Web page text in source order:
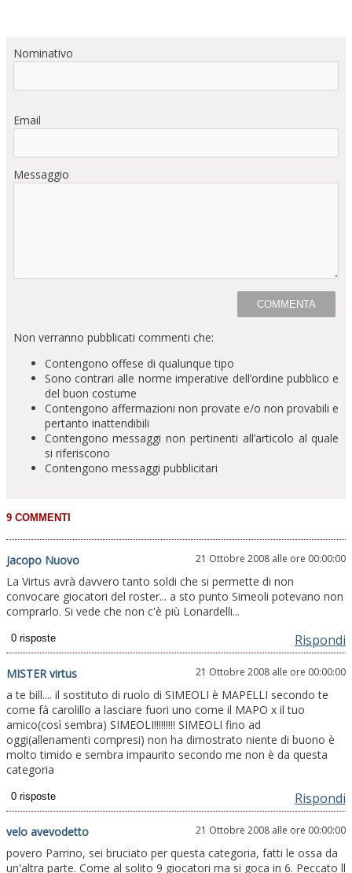
Nominativo
Email
Messaggio
Non verranno pubblicati commenti che:
Contengono offese di qualunque tipo
Sono contrari alle norme imperative dell’ordine pubblico e
del buon costume
Contengono affermazioni non provate e/o non provabili e
pertanto inattendibili
Contengono messaggi non pertinenti all’articolo al quale
si riferiscono
Contengono messaggi pubblicitari
Jacopo Nuovo 21 Ottobre 2008 alle ore 00:00:00
La Virtus avrà davvero tanto soldi che si permette di non
convocare giocatori del roster... a sto punto Simeoli potevano non
comprarlo. Si vede che non c'è più Lonardelli...
Rispondi
MISTER virtus 21 Ottobre 2008 alle ore 00:00:00
a te bill.... il sostituto di ruolo di SIMEOLI è MAPELLI secondo te
come fà carolillo a lasciare fuori uno come il MAPO x il tuo
amico(così sembra) SIMEOLI!!!!!!!!! SIMEOLI fino ad
oggi(allenamenti compresi) non ha dimostrato niente di buono è
molto timido e sembra impaurito secondo me non è da questa
categoria
Rispondi
velo avevodetto 21 Ottobre 2008 alle ore 00:00:00
povero Parrino, sei bruciato per questa categoria, fatti le ossa da
un'altra parte. Come al solito 9 giocatori ma si goca in 6. Peccato ll